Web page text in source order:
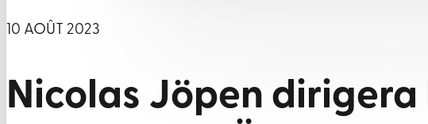
10 AOÛT 2023
Nicolas Jöpen dirigera